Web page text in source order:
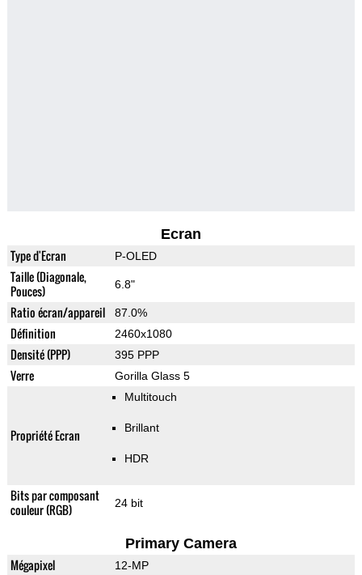
Ecran
Type d'Ecran P-OLED
Taille (Diagonale,
Pouces)
6.8"
Ratio écran/appareil 87.0%
Définition 2460x1080
Densité (PPP) 395 PPP
Verre Gorilla Glass 5
Propriété Ecran
Multitouch
Brillant
HDR
Bits par composant
couleur (RGB)
24 bit
Primary Camera
Mégapixel 12-MP